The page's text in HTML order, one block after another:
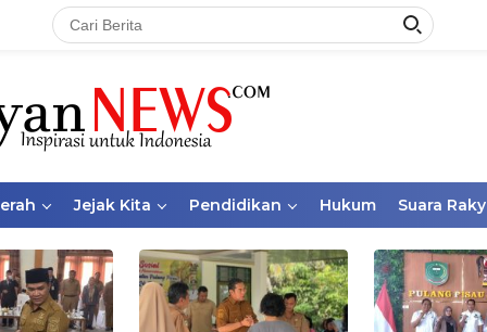
Jejak Kita Pendidikan Hukum Suara